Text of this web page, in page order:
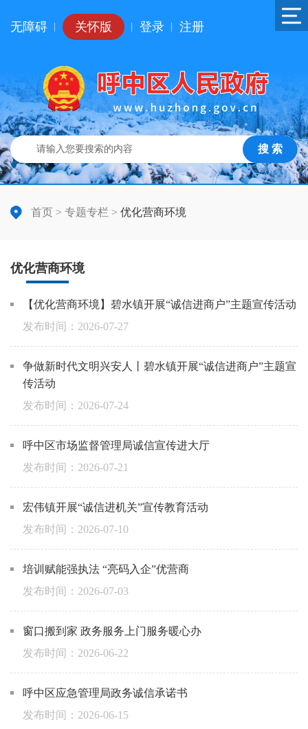
无障碍 关怀版 登录 注册
搜 索
首页 > 专题专栏 > 优化营商环境
优化营商环境
【优化营商环境】碧水镇开展“诚信进商户”主题宣传活动
2026-07-27
争做新时代文明兴安人丨碧水镇开展“诚信进商户”主题宣
传活动
2026-07-24
呼中区市场监督管理局诚信宣传进大厅
2026-07-21
宏伟镇开展“诚信进机关”宣传教育活动
2026-07-10
培训赋能强执法 “亮码入企”优营商
2026-07-03
窗口搬到家 政务服务上门服务暖心办
2026-06-22
呼中区应急管理局政务诚信承诺书
2026-06-15